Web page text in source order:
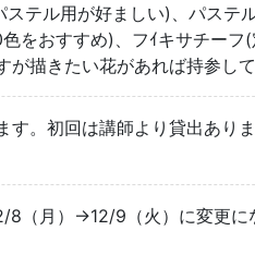
テル用が好ましい)、パステ
をおすすめ)、フｲキサチーフ
描きたい花があれば持参して
す。初回は講師より貸出あり
8（月）→12/9（火）に変更に